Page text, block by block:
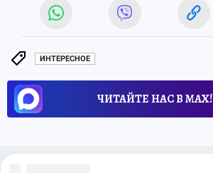
ИНТЕРЕСНОЕ
ЧИТАЙТЕ НАС В МАХ!